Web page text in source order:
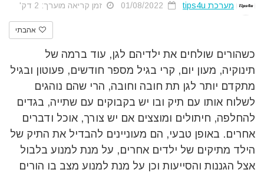
מערכת tips4u זמן קריאה מוערך: 2 דק'
אהבתי
כשהורים שולחים את ילדיהם לגן, עוד ברמה של
תינוקיה, מעון יום, קרי בגיל מספר חודשים, פעוטון ובגיל
מתקדם יותר לגן תת חובה וחובה, הרי שהם נוהגים
לשלוח אותו עם תיק ובו יש בקבוקים עם שתייה, בגדים
להחלפה, חיתולים ומוצצים אם יש צורך, אוכל ודברים
אחרים. באופן טבעי, הם מעוניינים להבדיל את התיק של
הילד מתיקים של ילדים אחרים, על מנת למנוע בלבול
אצל הגננות והסייעות וכן על מנת למנוע מצב בו הורים